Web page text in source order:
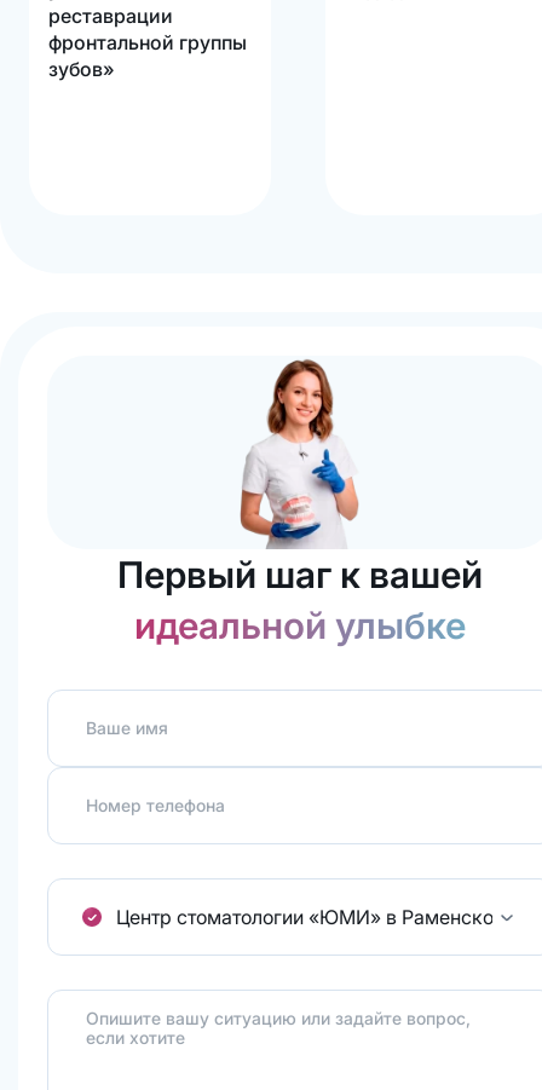
реставрации
фронтальной группы
зубов»
Первый шаг к вашей
идеальной улыбке
Ваше имя
Номер телефона
Центр стоматологии «ЮМИ» в Раменском.
Опишите вашу ситуацию или задайте вопрос,
если хотите